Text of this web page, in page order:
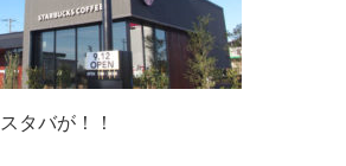
タバが！！